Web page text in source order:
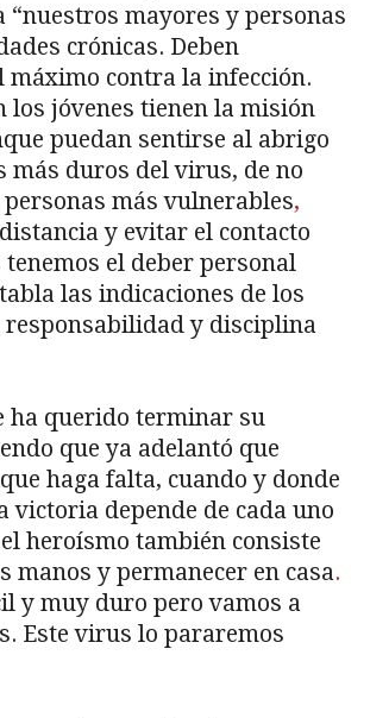
“nuestros mayores y personas
crónicas. Deben
máximo contra la infección.
los jóvenes tienen la misión
puedan sentirse al abrigo
más duros del virus, de no
más vulnerables,
y evitar el contacto
tenemos el deber personal
las indicaciones de los
responsabilidad y disciplina
ha querido terminar su
que ya adelantó que
haga falta, cuando y donde
victoria depende de cada uno
heroísmo también consiste
manos y permanecer en casa.
y muy duro pero vamos a
Este virus lo pararemos